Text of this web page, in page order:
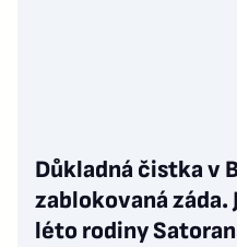
Důkladná čistka v
zablokovaná
léto rodiny